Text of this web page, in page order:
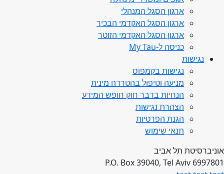
ארגון הסגל המנהלי
ארגון הסגל האקדמי הבכיר
ארגון הסגל האקדמי הזוטר
כניסה ל-My Tau
נגישות
נגישות בקמפוס
מניעה וטיפול בהטרדה מינית
הנחיות בדבר חוק חופש המידע
הצהרת נגישות
הגנת הפרטיות
תנאי שימוש
אוניברסיטת תל אביב
P.O. Box 39040, Tel Aviv 6997801